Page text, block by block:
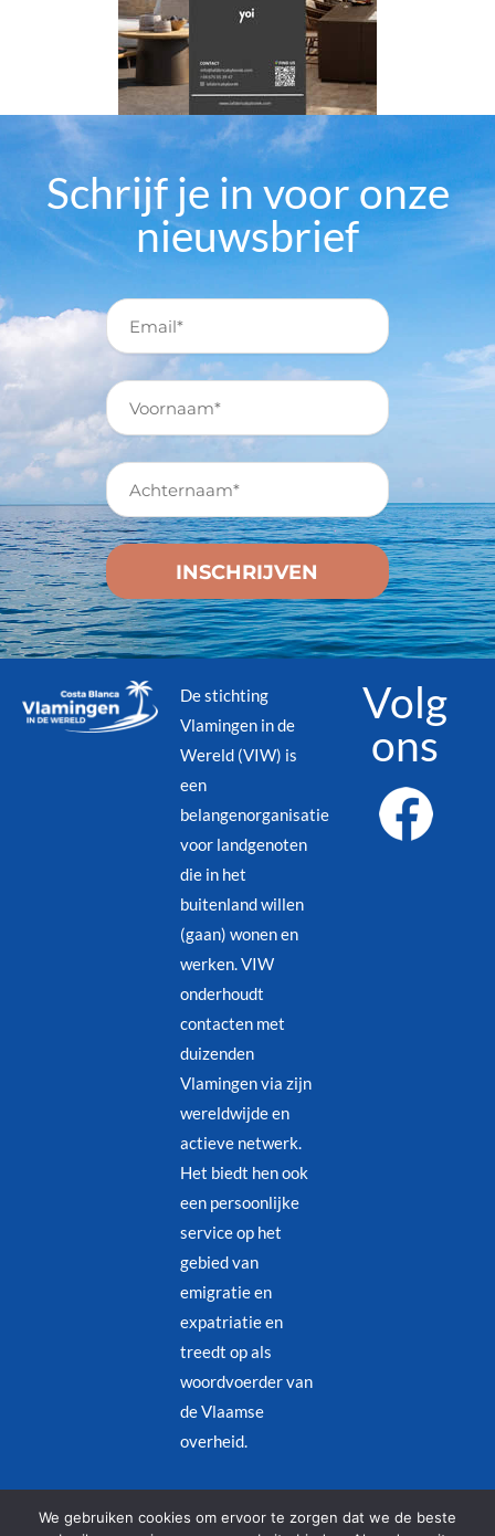
Schrijf je in voor onze
nieuwsbrief
De stichting
Vlamingen in de
Wereld (VIW) is
een
belangenorganisatie
voor landgenoten
die in het
buitenland willen
(gaan) wonen en
werken. VIW
onderhoudt
contacten met
duizenden
Vlamingen via zijn
wereldwijde en
actieve netwerk.
Het biedt hen ook
een persoonlijke
service op het
gebied van
emigratie en
expatriatie en
treedt op als
woordvoerder van
de Vlaamse
overheid.
Volg
ons
Juridische kennisgeving–Privacybeleid
We gebruiken cookies om ervoor te zorgen dat we de beste